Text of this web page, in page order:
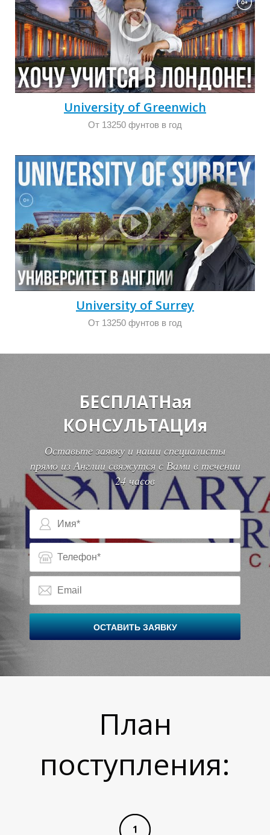
П
Е
Ц
University of Greenwich
От 13250 фунтов в год
University of Surrey
От 13250 фунтов в год
БЕСПЛАТНая
КОНСУЛЬТАЦИя
Оставьте заявку и наши специалисты
прямо из Англии свяжутся с Вами в течении
24 часов
ОСТАВИТЬ ЗАЯВКУ
План
поступления: